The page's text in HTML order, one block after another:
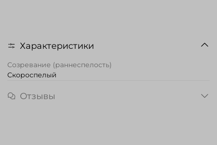
Характеристики
Созревание (раннеспелость)
Скороспелый
Отзывы